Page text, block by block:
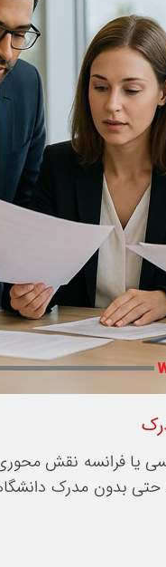
یا فرانسه نقش محوری
بدون مدرک